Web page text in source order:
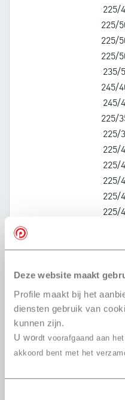
Deze website maakt
Profile maakt bij het
diensten gebruik van
kunnen zijn.
U wordt voorafgaand aan
akkoord bent met het
225/
225/
225/
225/
235/
245/
245/
225/
225/
225/
225/
225/
225/
225/
225/
225/
225/
225/
225/